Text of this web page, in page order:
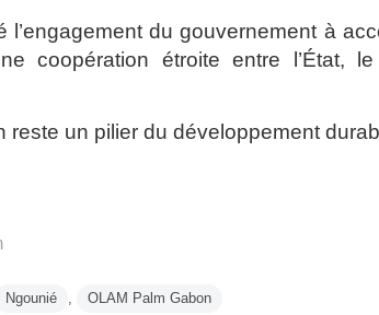
du gouvernement à
coopération étroite entre l’État,
un pilier du développement
Ngounié OLAM Palm Gabon